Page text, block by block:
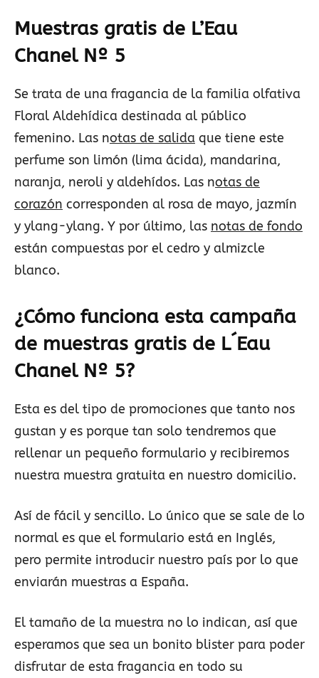
Muestras gratis de L’Eau
Chanel Nº 5
Se trata de una fragancia de la familia olfativa
Floral Aldehídica destinada al público
femenino. Las notas de salida que tiene este
perfume son limón (lima ácida), mandarina,
naranja, neroli y aldehídos. Las notas de
corazón corresponden al rosa de mayo, jazmín
y ylang-ylang. Y por último, las notas de fondo
están compuestas por el cedro y almizcle
blanco.
¿Cómo funciona esta campaña
de muestras gratis de L´Eau
Chanel Nº 5?
Esta es del tipo de promociones que tanto nos
gustan y es porque tan solo tendremos que
rellenar un pequeño formulario y recibiremos
nuestra muestra gratuita en nuestro domicilio.
Así de fácil y sencillo. Lo único que se sale de lo
normal es que el formulario está en Inglés,
pero permite introducir nuestro país por lo que
enviarán muestras a España.
El tamaño de la muestra no lo indican, así que
esperamos que sea un bonito blister para poder
disfrutar de esta fragancia en todo su